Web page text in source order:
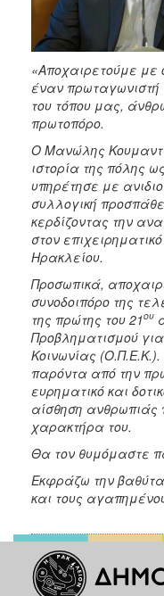
«Αποχαιρετούμε
έναν πρωταγωνιστή
του τόπου μας,
πρωτοπόρο.
Ο Μανώλης
ιστορία της πόλης
υπηρέτησε με
συλλογική
κερδίζοντας την
στον
Ηρακλείου.
Προσωπικά,
συνοδοιπόρο της
της πρώτης του 21ου
Προβληματισμού
Κοινωνίας
παρόντα από την
ευρηματικό και
αίσθηση ανθρωπιάς
χαρακτήρα του.
Θα τον θυμόμαστε
Εκφράζω την
και τους